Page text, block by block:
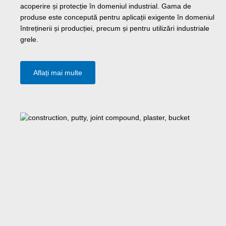
acoperire și protecție în domeniul industrial. Gama de
produse este concepută pentru aplicații exigente în domeniul
întreținerii și producției, precum și pentru utilizări industriale
grele.
Aflați mai multe